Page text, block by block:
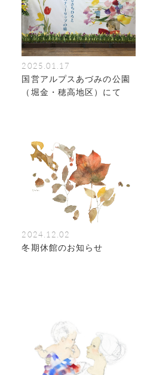
2025.01.17
国営アルプスあづみの公園
（堀金・穂高地区）にて
2024.12.02
冬期休館のお知らせ